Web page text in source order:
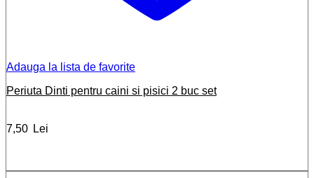
Adauga la lista de favorite
Periuta Dinti pentru caini si pisici 2 buc set
7,50 Lei